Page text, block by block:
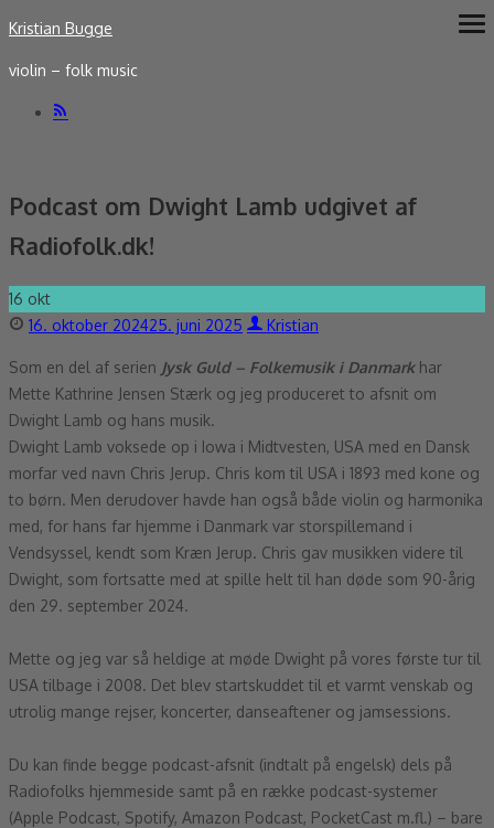
Skip
content
Kristian Bugge
violin – folk music
Podcast om Dwight Lamb udgivet af
Radiofolk.dk!
16 okt
Posted
16. oktober 202425. juni 2025 AuthorKristian
Som en del af serien Jysk Guld – Folkemusik i Danmarkhar
Mette Kathrine Jensen Stærk og jeg produceret to afsnit om
Dwight Lamb og hans musik.
Dwight Lamb voksede op i Iowa i Midtvesten, USA med en Dansk
morfar ved navn Chris Jerup. Chris kom til USA i 1893 med kone og
to børn. Men derudover havde han også både violin og harmonika
med, for hans far hjemme i Danmark var storspillemand i
Vendsyssel, kendt som Kræn Jerup. Chris gav musikken videre til
Dwight, som fortsatte med at spille helt til han døde som 90-årig
den 29. september 2024.
Mette og jeg var så heldige at møde Dwight på vores første tur til
USA tilbage i 2008. Det blev startskuddet til et varmt venskab og
utrolig mange rejser, koncerter, danseaftener og jamsessions.
Du kan finde begge podcast-afsnit (indtalt på engelsk) dels på
Radiofolks hjemmeside samt på en række podcast-systemer
(Apple Podcast, Spotify, Amazon Podcast, PocketCast m.fl.) – bare